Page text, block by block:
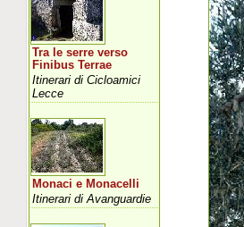
Tra le serre verso
Finibus Terrae
Itinerari di Cicloamici
Lecce
Monaci e Monacelli
Itinerari di Avanguardie